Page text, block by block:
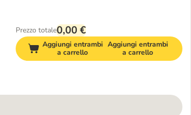
Prezzo totale0,00 €
Aggiungi entrambi
a carrello
Aggiungi entrambi
a carrello